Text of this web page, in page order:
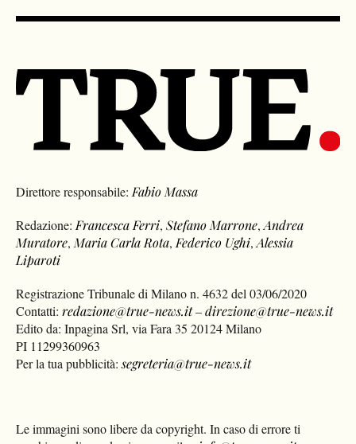
Direttore responsabile: Fabio Massa
Redazione: Francesca Ferri,Stefano Marrone,Andrea
Muratore, Maria Carla Rota, Federico Ughi,Alessia
Liparoti
Registrazione Tribunale di Milano n. 4632 del 03/06/2020
Contatti:redazione@true-news.it–direzione@true-news.it
Edito da: Inpagina Srl, via Fara 35 20124 Milano
PI 11299360963
Per la tua pubblicità:segreteria@true-news.it
Le immagini sono libere da copyright. In caso di errore ti